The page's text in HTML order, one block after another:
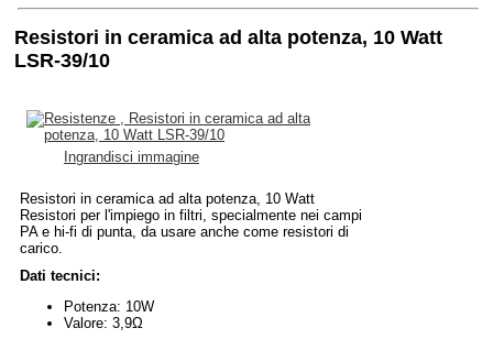
Resistori in ceramica ad alta potenza, 10 Watt
LSR-39/10
Ingrandisci immagine
Resistori in ceramica ad alta potenza, 10 Watt
Resistori per l'impiego in filtri, specialmente nei campi
PA e hi-fi di punta, da usare anche come resistori di
carico.
Dati tecnici:
Potenza: 10W
Valore: 3,9Ω